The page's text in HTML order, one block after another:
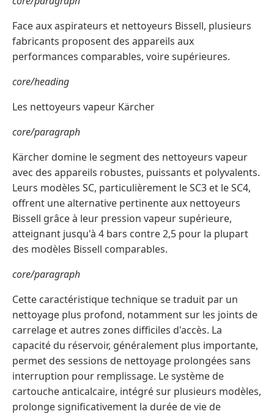
Face aux aspirateurs et nettoyeurs Bissell, plusieurs
fabricants proposent des appareils aux
performances comparables, voire supérieures.
core/heading
Les nettoyeurs vapeur Kärcher
core/paragraph
Kärcher domine le segment des nettoyeurs vapeur
avec des appareils robustes, puissants et polyvalents.
Leurs modèles SC, particulièrement le SC3 et le SC4,
offrent une alternative pertinente aux nettoyeurs
Bissell grâce à leur pression vapeur supérieure,
atteignant jusqu'à 4 bars contre 2,5 pour la plupart
des modèles Bissell comparables.
core/paragraph
Cette caractéristique technique se traduit par un
nettoyage plus profond, notamment sur les joints de
carrelage et autres zones difficiles d'accès. La
capacité du réservoir, généralement plus importante,
permet des sessions de nettoyage prolongées sans
interruption pour remplissage. Le système de
cartouche anticalcaire, intégré sur plusieurs modèles,
prolonge significativement la durée de vie de